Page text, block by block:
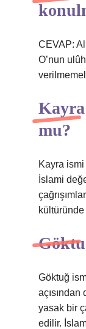
CEVAP:
O’nun
mu?
Kayra
İslami
kültüründe
Göktuğ
yasak bir
edilir.